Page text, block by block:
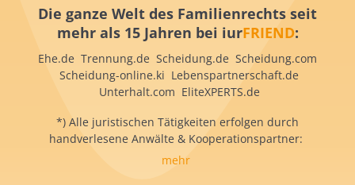
Die ganze Welt des Familienrechts seit
mehr als 15 Jahren bei iurFRIEND:
Ehe.de Trennung.de Scheidung.de Scheidung.com
Scheidung-online.ki Lebenspartnerschaft.de
Unterhalt.com EliteXPERTS.de
*) Alle juristischen Tätigkeiten erfolgen durch
handverlesene Anwälte & Kooperationspartner:
mehr